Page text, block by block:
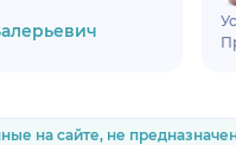
на сайте, не